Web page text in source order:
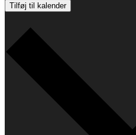
Tilføj til kalender